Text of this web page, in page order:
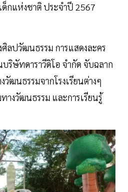
ด็กแห่งชาติ ประจำปี 2567
ลปวัฒนธรรม การแสดงละคร
ริษัทดาราวีดิโอ จำกัด จับฉลาก
ฒนธรรมจากโรงเรียนต่างๆ
งวัฒนธรรม และการเรียนรู้